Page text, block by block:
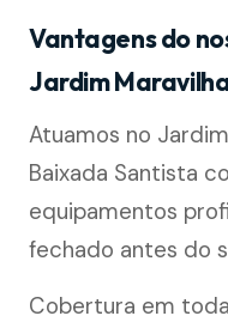
Vantagens do
Jardim
Atuamos no
Baixada Santista
equipamentos
fechado antes do
Cobertura em